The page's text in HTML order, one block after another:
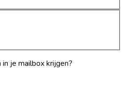
je mailbox krijgen?